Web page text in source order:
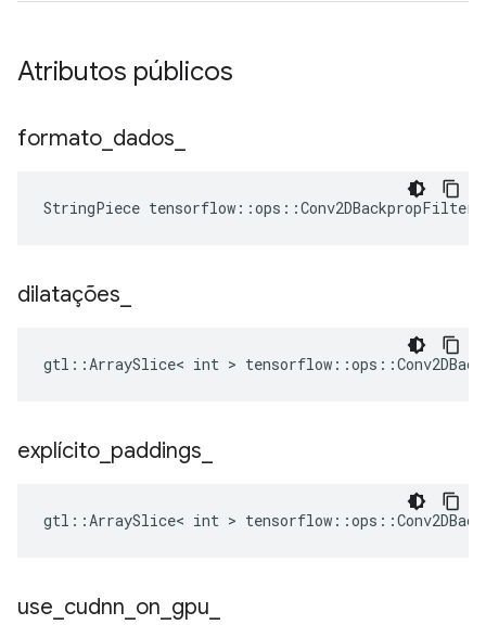
Atributos públicos
formato dados
StringPiece
dilatações
gtl::ArraySlice< int >
explícito paddings
gtl::ArraySlice< int >
use cudnn on gpu